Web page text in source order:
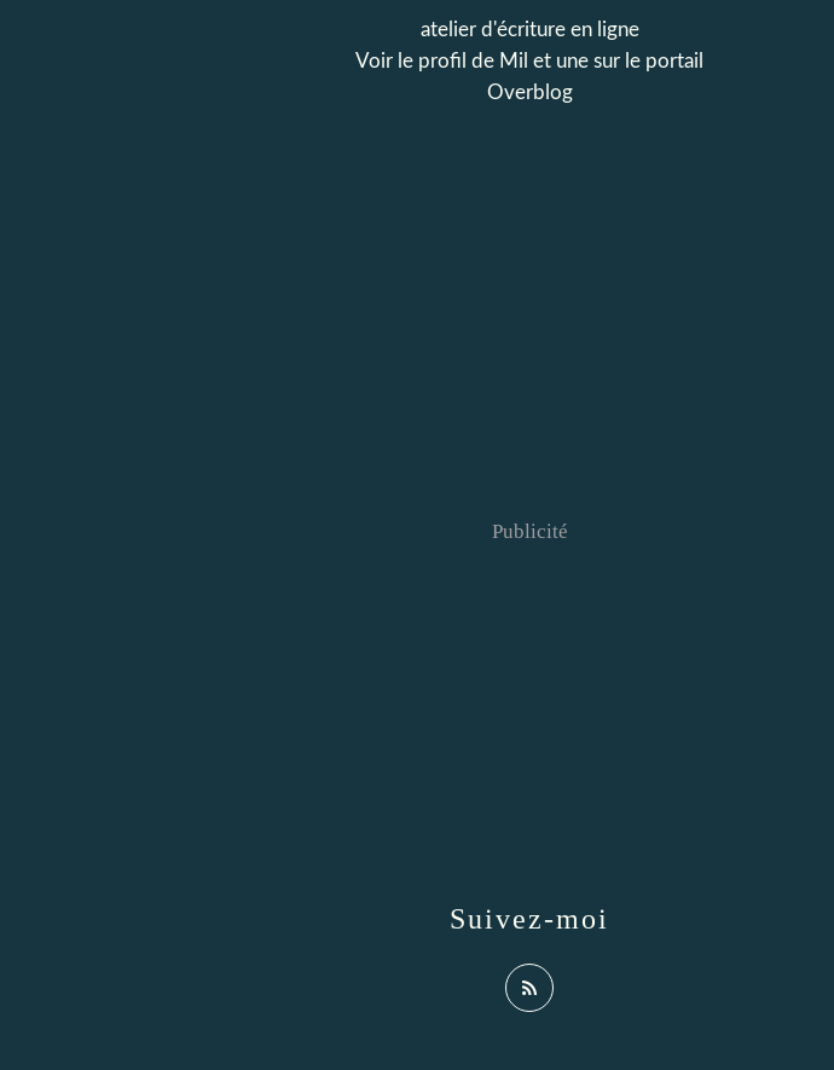
atelier d'écriture en ligne
Voir le profil de Mil et une sur le portail
Overblog
Suivez-moi
Publicité